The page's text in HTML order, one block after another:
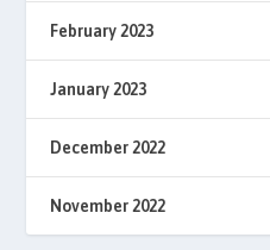
February 2023
January 2023
December 2022
November 2022